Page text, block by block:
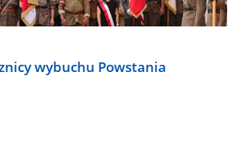
wybuchu Powstania